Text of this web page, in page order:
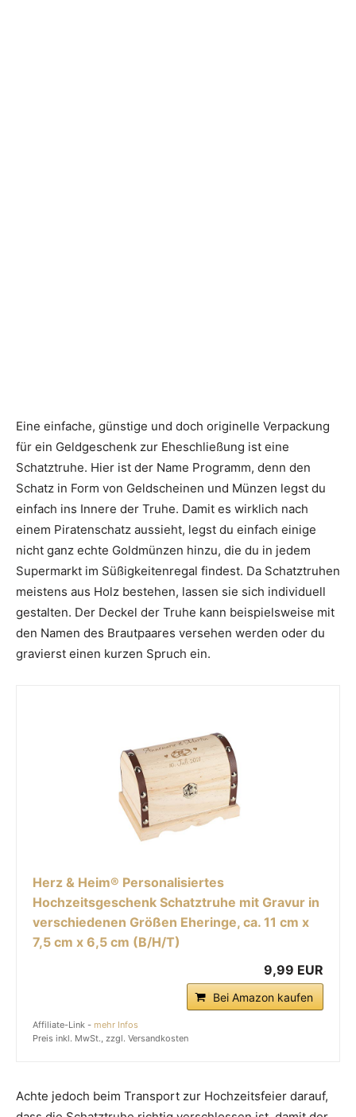
Eine einfache, günstige und doch originelle Verpackung
für ein Geldgeschenk zur Eheschließung ist eine
Schatztruhe. Hier ist der Name Programm, denn den
Schatz in Form von Geldscheinen und Münzen legst du
einfach ins Innere der Truhe. Damit es wirklich nach
einem Piratenschatz aussieht, legst du einfach einige
nicht ganz echte Goldmünzen hinzu, die du in jedem
Supermarkt im Süßigkeitenregal findest. Da Schatztruhen
meistens aus Holz bestehen, lassen sie sich individuell
gestalten. Der Deckel der Truhe kann beispielsweise mit
den Namen des Brautpaares versehen werden oder du
gravierst einen kurzen Spruch ein.
Herz & Heim® Personalisiertes
Hochzeitsgeschenk Schatztruhe mit Gravur in
verschiedenen Größen Eheringe, ca. 11 cm x
7,5 cm x 6,5 cm (B/H/T)
9,99 EUR
Bei Amazon kaufen
Affiliate-Link - mehr Infos
Preis inkl. MwSt., zzgl. Versandkosten
Achte jedoch beim Transport zur Hochzeitsfeier darauf,